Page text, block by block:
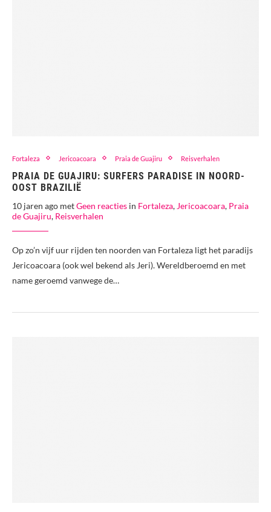
Fortaleza Jericoacoara Praia de Guajiru Reisverhalen
PRAIA DE GUAJIRU: SURFERS PARADISE IN NOORD-
OOST BRAZILIË
10 jaren ago metGeen reacties in Fortaleza, Jericoacoara, Praia
de Guajiru, Reisverhalen
Op zo’n vijf uur rijden ten noorden van Fortaleza ligt het paradijs
Jericoacoara (ook wel bekend als Jeri). Wereldberoemd en met
name geroemd vanwege de…